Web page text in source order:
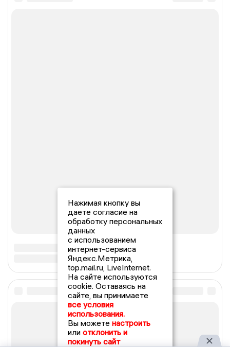
Нажимая кнопку вы
даете согласие на
обработку персональных
данных
с использованием
интернет-сервиса
Яндекс.Метрика,
top.mail.ru, LiveInternet.
На сайте используются
cookie. Оставаясь на
сайте, вы принимаете
все условия
использования.
Вы можете настроить
или отклонить и
покинуть сайт